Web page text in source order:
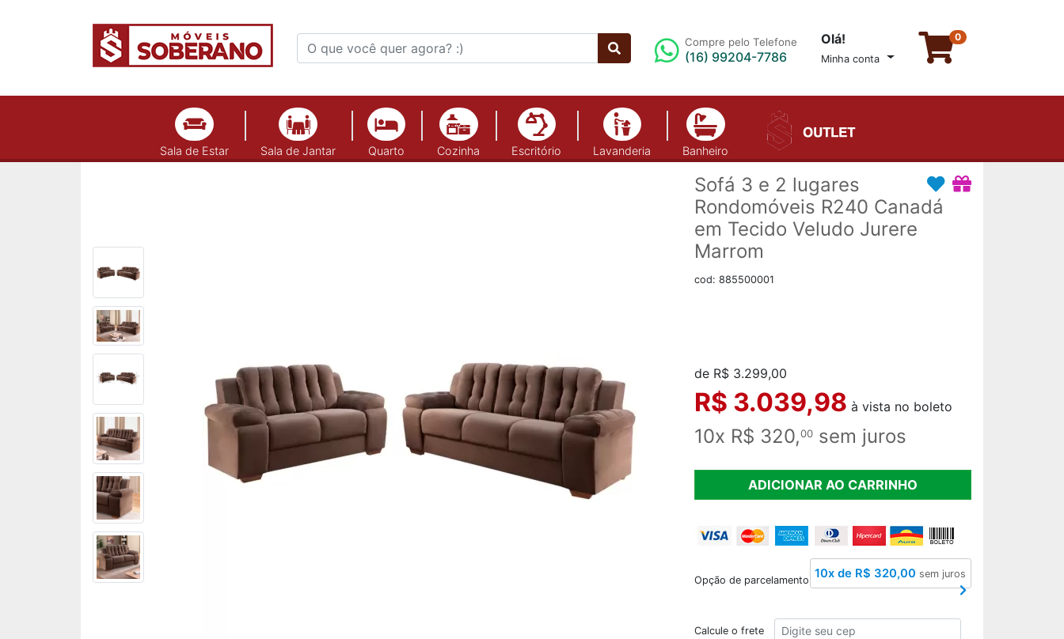
Compre pelo Telefone
(16) 99204-7786
Olá!
Minha conta
0
Sala de Estar Sala de Jantar Quarto Cozinha Escritório Lavanderia Banheiro
Sofá 3 e 2 lugares
Rondomóveis R240 Canadá
em Tecido Veludo Jurere
Marrom
cod: 885500001
de R$ 3.299,00
R$ 3.039,98 à vista no boleto
10x R$ 320,00 sem juros
ADICIONAR AO CARRINHO
Opção de parcelamento 10x de R$ 320,00 sem juros
Calcule o freteCEP